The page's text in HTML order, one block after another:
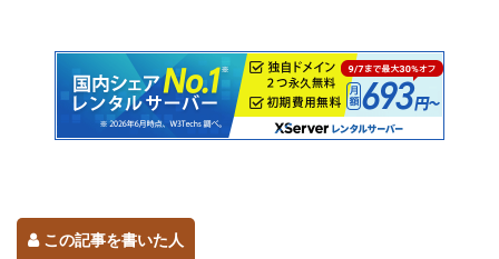
この記事を書いた人